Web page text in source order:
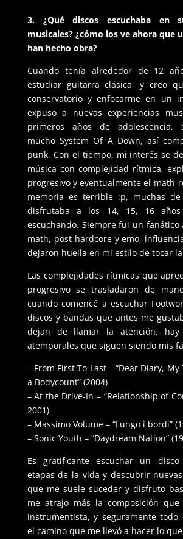
3. ¿Qué discos escuchaba en
musicales? ¿cómo los ve ahora que
han hecho obra?
Cuando tenía alrededor de 12
estudiar guitarra clásica, y creo
conservatorio y enfocarme en un
expuso a nuevas experiencias
primeros años de adolescencia,
mucho System Of A Down, así
punk. Con el tiempo, mi interés se
música con complejidad rítmica,
progresivo y eventualmente el math-
memoria es terrible :p, muchas
disfrutaba a los 14, 15, 16
escuchando. Siempre fui un fanático
math, post-hardcore y emo,
dejaron huella en mi estilo de tocar
Las complejidades rítmicas que
progresivo se trasladaron de
cuando comencé a escuchar
discos y bandas que antes me
dejan de llamar la atención, hay
atemporales que siguen siendo mis
– From First To Last – “Dear Diary, My
a Bodycount” (2004)
– At the Drive-In – “Relationship of
2001)
– Massimo Volume – “Lungo i bordi”
– Sonic Youth – “Daydream Nation”
Es gratificante escuchar un
etapas de la vida y descubrir
que me suele suceder y disfruto
me atrajo más la composición
instrumentista, y seguramente todo
el camino que me llevó a hacer lo